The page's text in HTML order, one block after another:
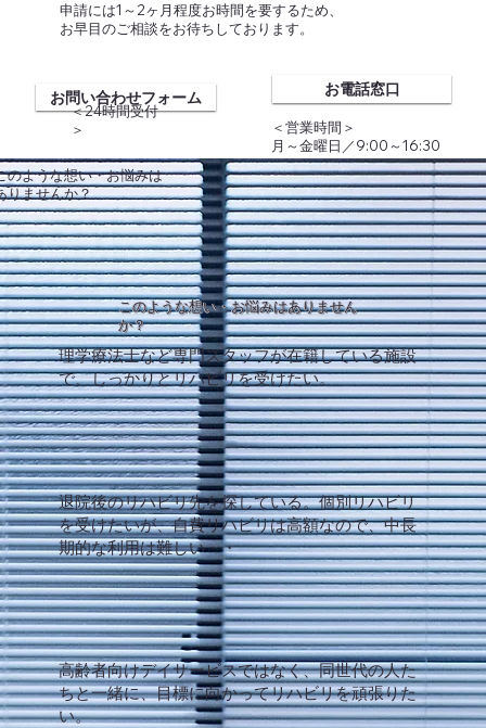
のような想い・お悩みは
りませんか？
このような想い・お悩みはありません
か？
理学療法士など専門スタッフが在籍している施設
で​、しっかりとリハビリを受けたい。
退院後のリハビリ先を探している。個別リハビリ
を受けたいが、自費リハビリは高額なので、中長
期的な利用は難しい・・
​高齢者向けデイサービスではなく、同世代の人た
ちと一緒に、目標に向かってリハビリを頑張りた
い。
​申請には1～2ヶ月程度お時間を要するため、
お早目のご相談をお待ちしております。
お問い合わせフォーム お電話窓口
＜営業時間＞
月～金曜日／9:00～16:30
​＜24時間受付
＞